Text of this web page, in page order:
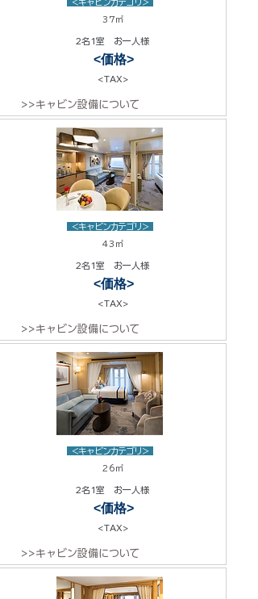
<キャビンカテゴリ>
37㎡
2名1室 お一人様
<価格>
<TAX>
>>キャビン設備について
<キャビンカテゴリ>
43㎡
2名1室 お一人様
<価格>
<TAX>
>>キャビン設備について
<キャビンカテゴリ>
26㎡
2名1室 お一人様
<価格>
<TAX>
>>キャビン設備について